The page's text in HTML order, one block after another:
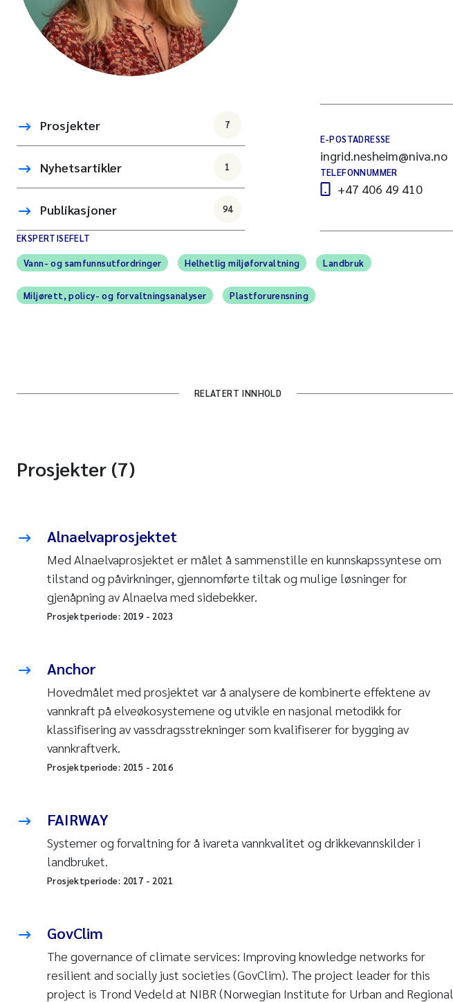
Prosjekter 7
Nyhetsartikler 1
Publikasjoner 94
E-POSTADRESSE
ingrid.nesheim@niva.no
TELEFONNUMMER
+47 406 49 410
EKSPERTISEFELT
Vann- og samfunnsutfordringer Helhetlig miljøforvaltning Landbruk
Miljørett, policy- og forvaltningsanalyser Plastforurensning
RELATERT INNHOLD
Prosjekter (7)
Alnaelvaprosjektet
Med Alnaelvaprosjektet er målet å sammenstille en kunnskapssyntese om
tilstand og påvirkninger, gjennomførte tiltak og mulige løsninger for
gjenåpning av Alnaelva med sidebekker.
Prosjektperiode: 2019- 2023
Anchor
Hovedmålet med prosjektet var å analysere de kombinerte effektene av
vannkraft på elveøkosystemene og utvikle en nasjonal metodikk for
klassifisering av vassdragsstrekninger som kvalifiserer for bygging av
vannkraftverk.
Prosjektperiode: 2015 - 2016
FAIRWAY
Systemer og forvaltning for å ivareta vannkvalitet og drikkevannskilder i
landbruket.
Prosjektperiode: 2017 - 2021
GovClim
The governance of climate services: Improving knowledge networks for
resilient and socially just societies (GovClim). The project leader for this
project is Trond Vedeld at NIBR (Norwegian Institute for Urban and Regional